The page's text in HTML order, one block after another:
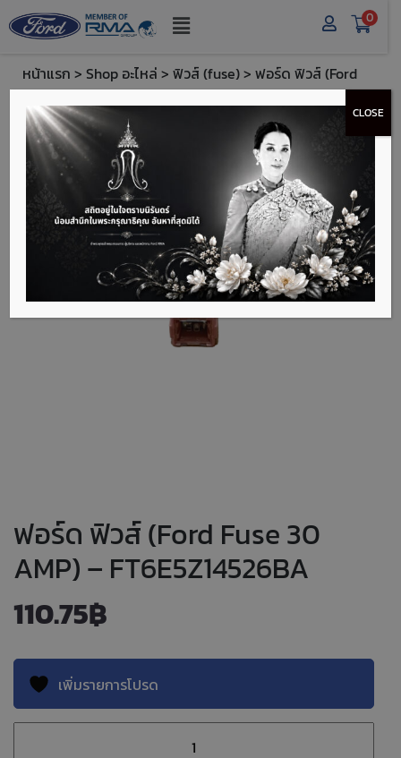
0
หน้าแรก > Shop อะไหล่ > ฟิวส์ (fuse)> ฟอร์ด ฟิวส์ (Ford
Fuse 30 AMP) - FT6E5Z14526BA
ฟอร์ด ฟิวส์ (Ford Fuse 30
AMP) – FT6E5Z14526BA
110.75฿
เพิ่มรายการโปรด
CLOSE